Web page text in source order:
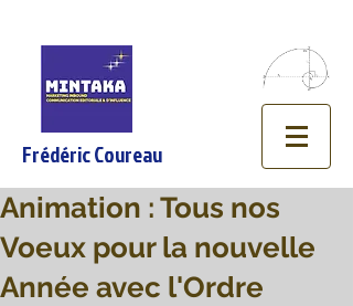
Frédéric Coureau
Animation : Tous nos
Voeux pour la nouvelle
Année avec l'Ordre